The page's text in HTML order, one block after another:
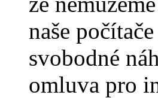
naše
svobodné
omluva pro